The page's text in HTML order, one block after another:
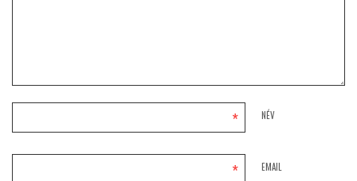
NÉV
*
EMAIL
*